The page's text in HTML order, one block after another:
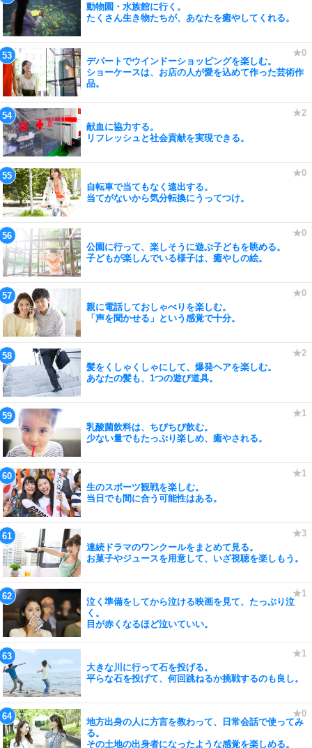
動物園・水族館に行く。
たくさん生き物たちが、あなたを癒やしてくれる。
デパートでウインドーショッピングを楽しむ。
ショーケースは、お店の人が愛を込めて作った芸術作
品。
献血に協力する。
リフレッシュと社会貢献を実現できる。
自転車で当てもなく遠出する。
当てがないから気分転換にうってつけ。
公園に行って、楽しそうに遊ぶ子どもを眺める。
子どもが楽しんでいる様子は、癒やしの絵。
親に電話しておしゃべりを楽しむ。
「声を聞かせる」という感覚で十分。
髪をくしゃくしゃにして、爆発ヘアを楽しむ。
あなたの髪も、1つの遊び道具。
乳酸菌飲料は、ちびちび飲む。
少ない量でもたっぷり楽しめ、癒やされる。
生のスポーツ観戦を楽しむ。
当日でも間に合う可能性はある。
連続ドラマのワンクールをまとめて見る。
お菓子やジュースを用意して、いざ視聴を楽しもう。
泣く準備をしてから泣ける映画を見て、たっぷり泣
く。
目が赤くなるほど泣いていい。
大きな川に行って石を投げる。
平らな石を投げて、何回跳ねるか挑戦するのも良し。
地方出身の人に方言を教わって、日常会話で使ってみ
る。
その土地の出身者になったような感覚を楽しめる。